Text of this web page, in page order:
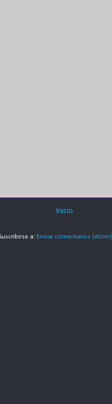
Inicio
a: Enviar comentarios (Atom)